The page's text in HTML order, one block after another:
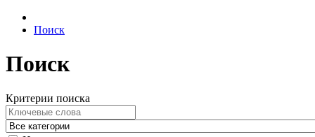
Поиск
Поиск
Критерии поиска